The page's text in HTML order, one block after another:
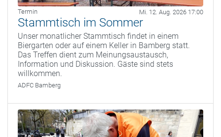
Termin Mi. 12. Aug. 2026 17:00
Stammtisch im Sommer
Unser monatlicher Stammtisch findet in einem
Biergarten oder auf einem Keller in Bamberg statt.
Das Treffen dient zum Meinungsaustausch,
Information und Diskussion. Gäste sind stets
willkommen.
ADFC Bamberg